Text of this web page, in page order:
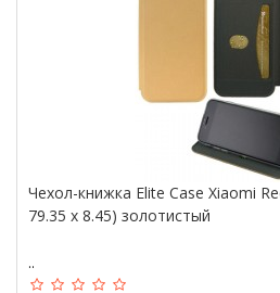
Чехол-книжка Elite Case Xiaomi
79.35 x 8.45) золотистый
..